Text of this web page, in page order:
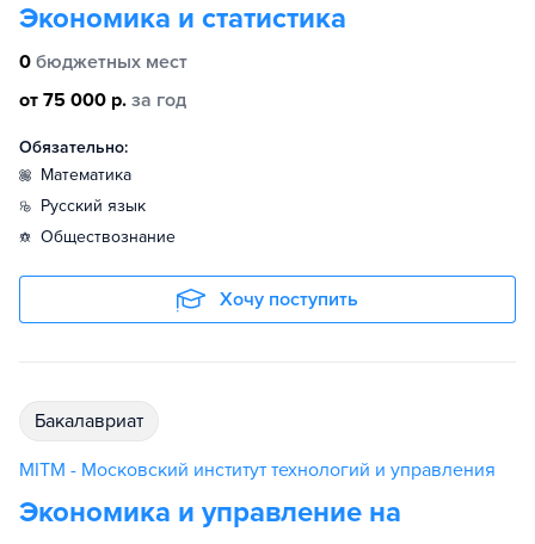
Экономика и статистика
0 бюджетных мест
от 75 000 р. за год
Обязательно:
математика
русский язык
обществознание
Хочу поступить
бакалавриат
MITM - Московский институт технологий и управления
Экономика и управление на